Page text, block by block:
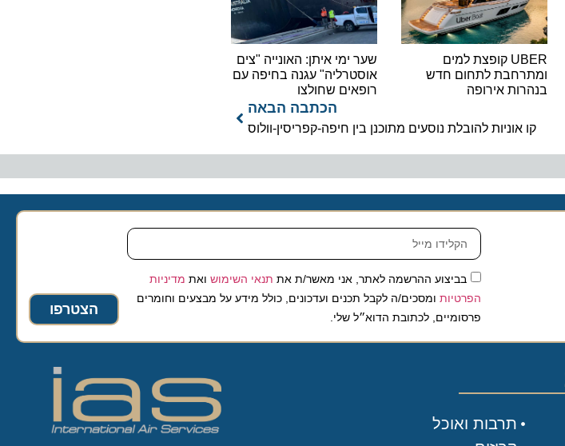
UBER קופצת למים
ומתרחבת לתחום חדש
בנהרות אירופה
שער ימי איתן: האונייה "צים
אוסטרליה" עגנה בחיפה עם
רופאים שחולצו
הכתבה הבאה
קו אוניות להובלת נוסעים מתוכנן בין חיפה-קפריסין-וולוס
בביצוע ההרשמה לאתר, אני מאשר/ת אתתנאי השימושואת מדיניות
הפרטיותומסכים/ה לקבל תכנים ועדכונים, כולל מידע על מבצעים וחומרים
פרסומיים, לכתובת הדוא״ל שלי.
הצטרפו
תרבות ואוכל